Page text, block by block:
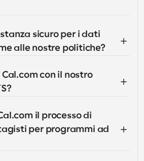
sicuro per i dati
alle nostre politiche?
con il nostro
il processo di
per programmi ad